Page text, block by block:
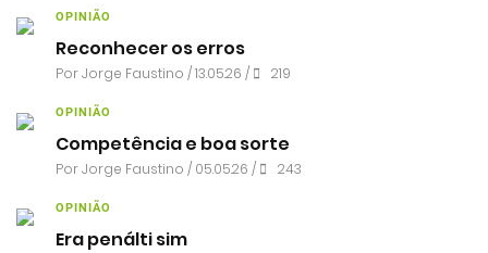
OPINIÃO
Reconhecer os erros
PorJorge Faustino / 13.05.26 / 219
OPINIÃO
Competência e boa sorte
PorJorge Faustino / 05.05.26 / 243
OPINIÃO
Era penálti sim